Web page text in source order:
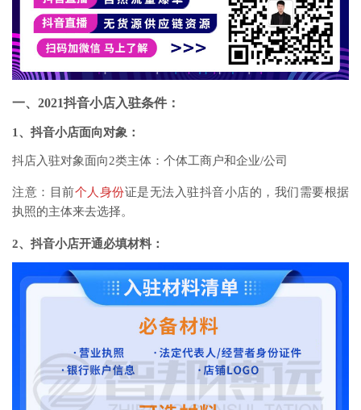
一、2021抖音小店入驻条件：
1、 抖音小店面向对象：
抖店入驻对象面向2类主体：个体工商户和企业/公司
注意：目前个人身份证是无法入驻抖音小店的，我们需要根据
执照的主体来去选择。
2、抖音小店开通必填材料：